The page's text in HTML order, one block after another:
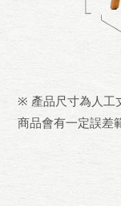
※ 產品尺寸為人工
商品會有一定誤差